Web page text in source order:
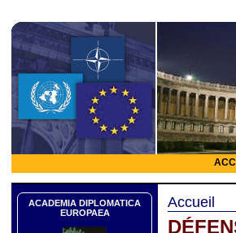
ACADEMIA DIPLOMATICA
EUROPAEA
Accueil